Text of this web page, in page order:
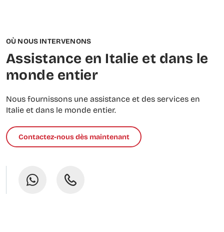
OÙ NOUS INTERVENONS
Assistance en Italie et dans le
monde entier
Nous fournissons une assistance et des services en
Italie et dans le monde entier.
Contactez-nous dès maintenant